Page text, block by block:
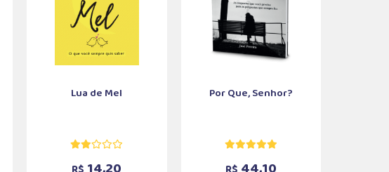
Lua de Mel Por Que, Senhor?